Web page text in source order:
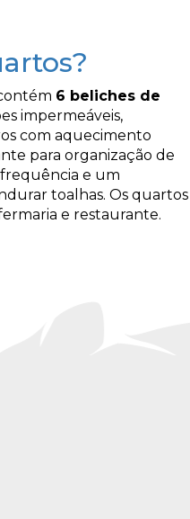
6 beliches de
impermeáveis,
com aquecimento
para organização de
e um
toalhas. Os quartos
e restaurante.